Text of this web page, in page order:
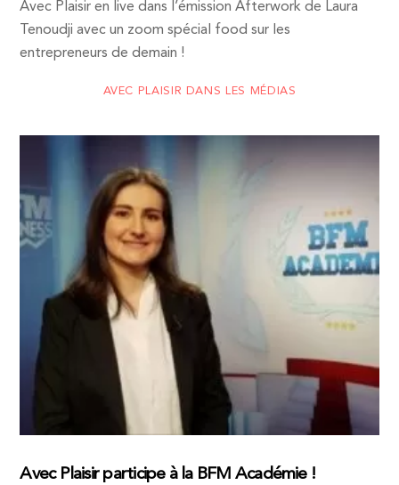
Avec Plaisir en live dans l’émission Afterwork de Laura
Tenoudji avec un zoom spécial food sur les
entrepreneurs de demain !
AVEC PLAISIR DANS LES MÉDIAS
Avec Plaisir participe à la BFM Académie !